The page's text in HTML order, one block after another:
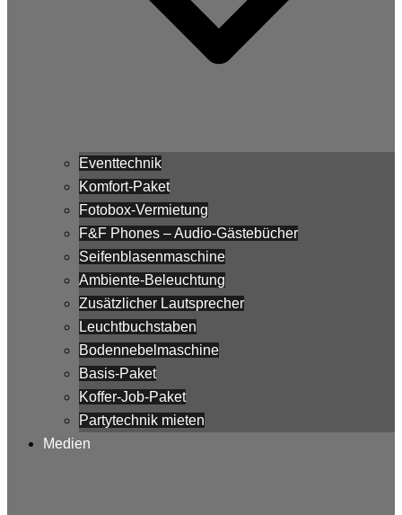
Eventtechnik
Komfort-Paket
Fotobox-Vermietung
F&F Phones – Audio-Gästebücher
Seifenblasenmaschine
Ambiente-Beleuchtung
Zusätzlicher Lautsprecher
Leuchtbuchstaben
Bodennebelmaschine
Basis-Paket
Koffer-Job-Paket
Partytechnik mieten
Medien